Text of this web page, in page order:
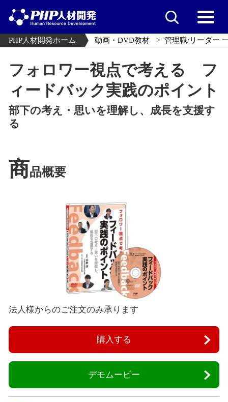
PHP人材開発ホーム 動画・DVD教材 管理職/リーダー
フォロワー視点で考える フ
ィードバック実践のポイント
部下の考え・思いを理解し、成長を支援す
る
商品概要
法人様からのご注文のみ承ります
購入する
デモムービー